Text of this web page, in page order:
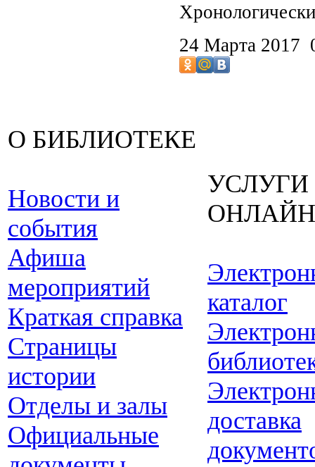
24 Марта
О БИБЛИОТЕКЕ
Новости и
события
Афиша
мероприятий
Краткая справка
Страницы
истории
Отделы и залы
Официальные
УСЛУГИ
ОНЛАЙН
каталог
доставка